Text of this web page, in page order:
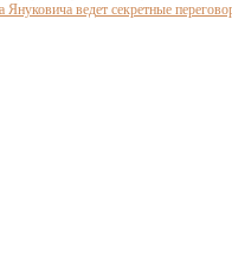
Януковича ведет секретные